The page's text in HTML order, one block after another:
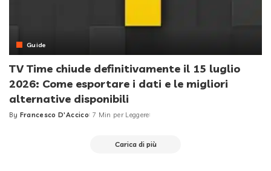
Guide
TV Time chiude definitivamente il 15 luglio
2026: Come esportare i dati e le migliori
alternative disponibili
Posted
By Francesco D'Accico 7 Min per Leggere
Carica di più